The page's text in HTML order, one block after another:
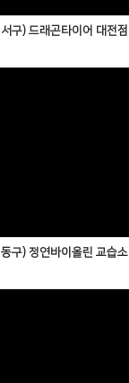
서구) 드래곤타이어 대전점
동구) 정연바이올린 교습소